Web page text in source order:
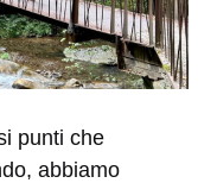
punti che
abbiamo